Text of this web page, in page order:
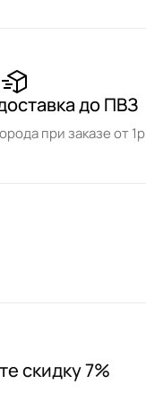
до ПВЗ
при заказе от 1р
скидку 7%